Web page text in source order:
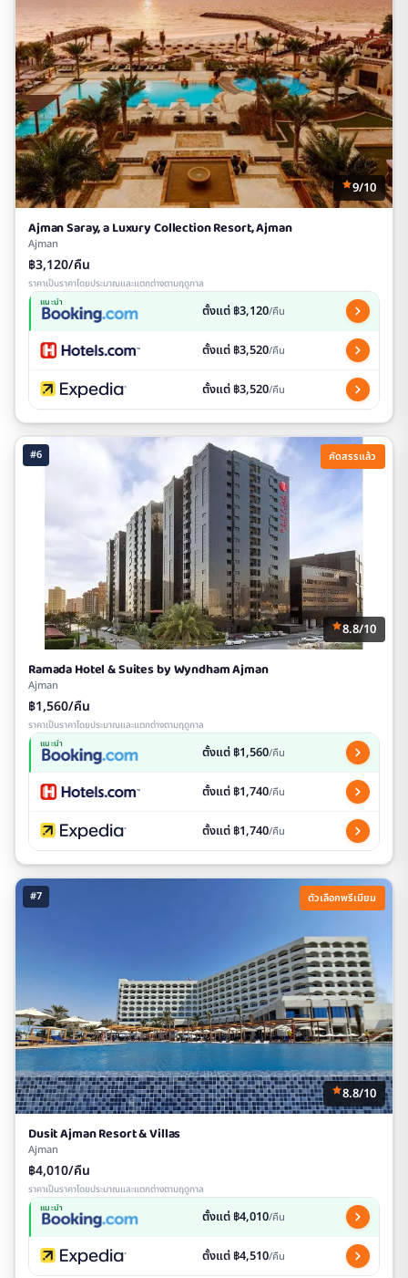
9/10
Ajman Saray, a Luxury Collection Resort, Ajman
Ajman
฿3,120/คืน
ราคาเป็นราคาโดยประมาณและแตกต่างตามฤดูกาล
แนะนำ ตั้งแต่ ฿3,120/คืน
ตั้งแต่ ฿3,520/คืน
ตั้งแต่ ฿3,520/คืน
#6 คัดสรรแล้ว
8.8/10
Ramada Hotel & Suites by Wyndham Ajman
Ajman
฿1,560/คืน
ราคาเป็นราคาโดยประมาณและแตกต่างตามฤดูกาล
แนะนำ ตั้งแต่ ฿1,560/คืน
ตั้งแต่ ฿1,740/คืน
ตั้งแต่ ฿1,740/คืน
#7 ตัวเลือกพรีเมียม
8.8/10
Dusit Ajman Resort & Villas
Ajman
฿4,010/คืน
ราคาเป็นราคาโดยประมาณและแตกต่างตามฤดูกาล
แนะนำ ตั้งแต่ ฿4,010/คืน
ตั้งแต่ ฿4,510/คืน